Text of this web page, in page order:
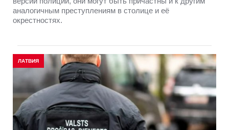
аналогичным преступлениям в столице и её
окрестностях.
ЛАТВИЯ